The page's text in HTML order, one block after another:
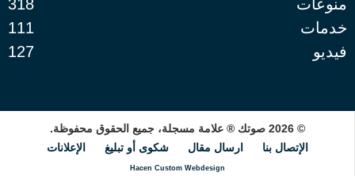
منوعات
318
خدمات
111
فيديو
127
© 2026 صوتك ® علامة مسجلة، جميع الحقوق محفوظة.
الإتصال بنا
ارسال مقال شكوى أو تبليغ الإعلانات
Hacen Custom Webdesign